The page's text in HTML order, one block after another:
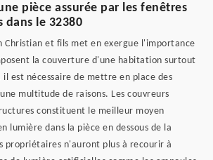
pièce assurée par les fenêtres
dans le 32380
Christian et fils met en exergue l'importance
la couverture d'une habitation surtout
il est nécessaire de mettre en place des
multitude de raisons. Les couvreurs
constituent le meilleur moyen
lumière dans la pièce en dessous de la
propriétaires n'auront plus à recourir à